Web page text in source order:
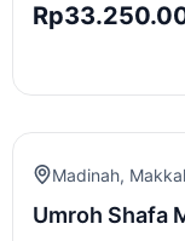
Rp
Madinah,
Umroh Shafa